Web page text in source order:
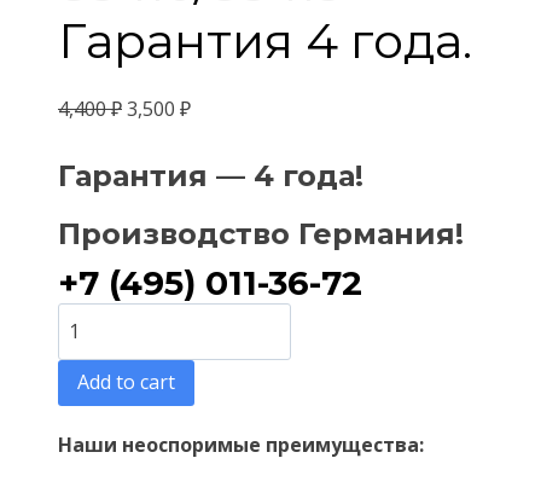
Гарантия 4 года.
4,400₽3,500 ₽
Гарантия — 4 года!
Производство Германия!
+7 (495) 011-36-72
Philips
D1S
Original
5000К
Add to cart
Наши неоспоримые преимущества: